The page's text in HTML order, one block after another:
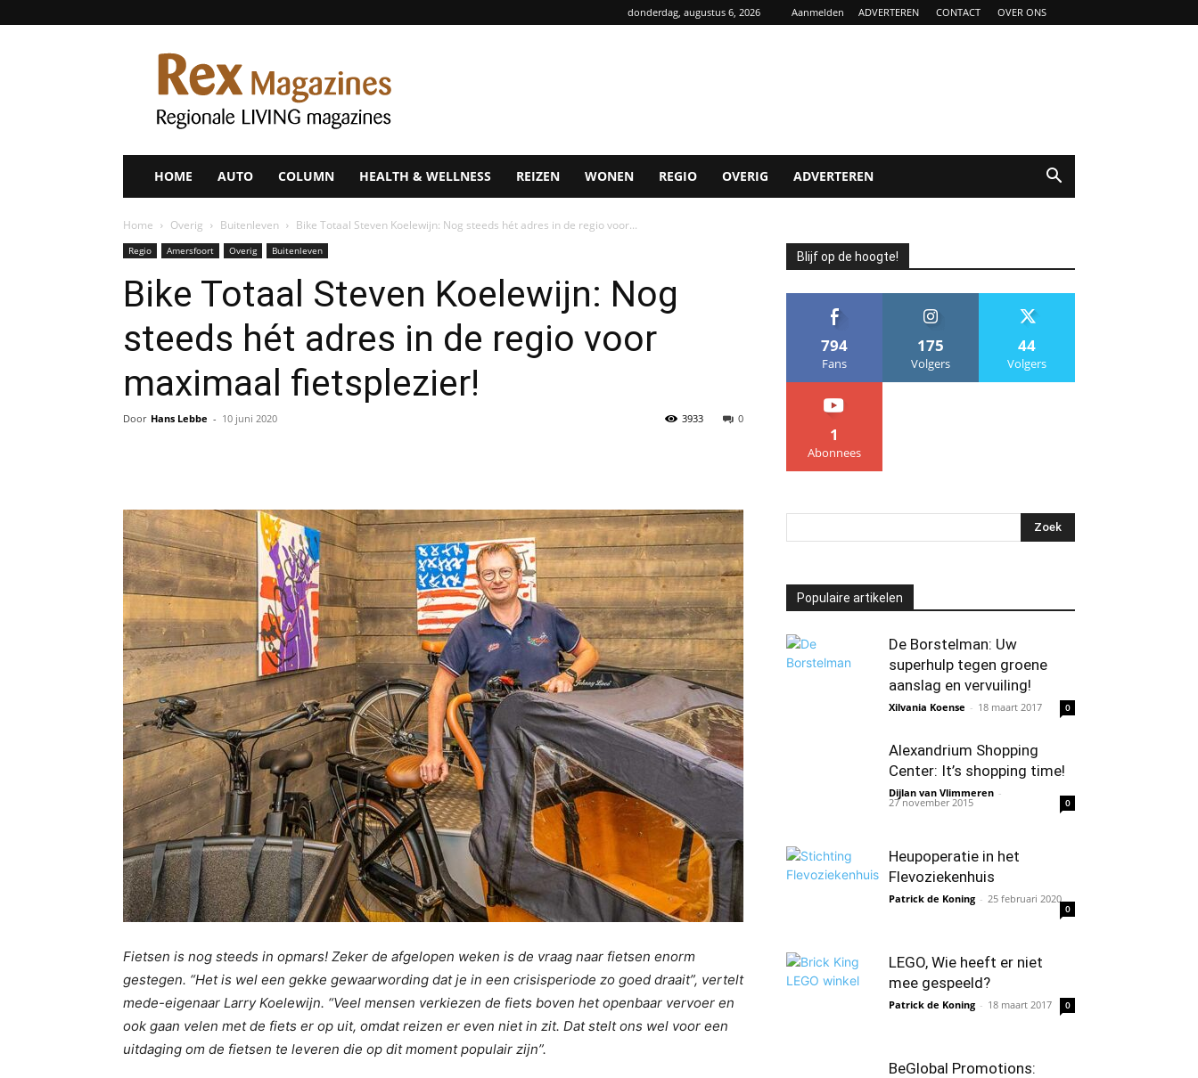
donderdag, augustus 6, 2026 Aanmelden ADVERTEREN CONTACT OVER ONS
Rex
Magazines
HOME AUTO COLUMN HEALTH & WELLNESS REIZEN WONEN REGIO OVERIG ADVERTEREN
Home Overig Buitenleven Bike Totaal Steven Koelewijn: Nog steeds hét adres in de regio voor...
Regio Amersfoort Overig Buitenleven
Bike Totaal Steven Koelewijn: Nog
steeds hét adres in de regio voor
maximaal fietsplezier!
Door Hans Lebbe - 10 juni 2020 0
3933
Fietsen is nog steeds in opmars! Zeker de afgelopen weken is de vraag naar fietsen enorm
gestegen. “Het is wel een gekke gewaarwording dat je in een crisisperiode zo goed draait”, vertelt
mede-eigenaar Larry Koelewijn. “Veel mensen verkiezen de fiets boven het openbaar vervoer en
ook gaan velen met de fiets er op uit, omdat reizen er even niet in zit. Dat stelt ons wel voor een
uitdaging om de fietsen te leveren die op dit moment populair zijn”.
Blijf op de hoogte!
794
Fans
175
Volgers
44
Volgers
1
Abonnees
Populaire artikelen
De Borstelman: Uw
superhulp tegen groene
aanslag en vervuiling!
Xilvania Koense - 18 maart 2017 0
Alexandrium Shopping
Center: It’s shopping time!
Dijlan van Vlimmeren -
27 november 2015 0
Heupoperatie in het
Flevoziekenhuis
Patrick de Koning - 25 februari 2020
0
LEGO, Wie heeft er niet
mee gespeeld?
Patrick de Koning - 18 maart 2017 0
BeGlobal Promotions: